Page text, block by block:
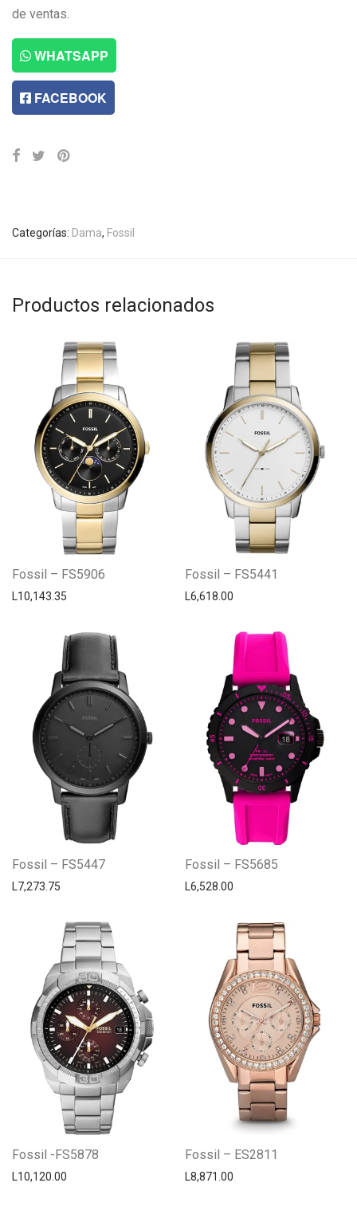
de ventas.
WHATSAPP
FACEBOOK
Categorías: Dama, Fossil
Productos relacionados
Fossil – FS5906
L10,143.35
Fossil – FS5441
L6,618.00
Fossil – FS5447
L7,273.75
Fossil – FS5685
L6,528.00
Fossil -FS5878
L10,120.00
Fossil – ES2811
L8,871.00